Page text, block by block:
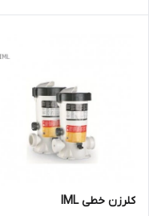
کلرزن خطی IML